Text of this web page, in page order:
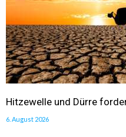
Hitzewelle und Dürre
6. August 2026